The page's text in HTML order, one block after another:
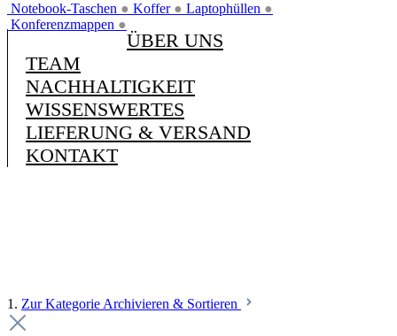
Notebook-Taschen ● Koffer ● Laptophüllen ●
Konferenzmappen ●
ÜBER UNS
TEAM
NACHHALTIGKEIT
WISSENSWERTES
LIEFERUNG & VERSAND
KONTAKT
1. Zur Kategorie Archivieren & Sortieren